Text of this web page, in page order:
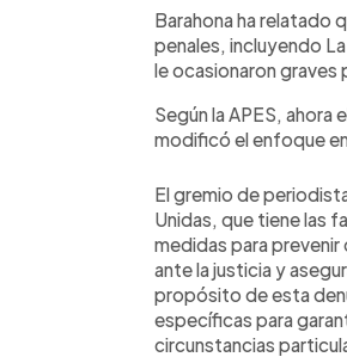
Barahona ha relatado
penales, incluyendo
le ocasionaron graves
Según la APES,
modificó el enfoque
El gremio de
Unidas, que tiene las
medidas para prevenir
ante la justicia y
propósito de esta
específicas para
circunstancias